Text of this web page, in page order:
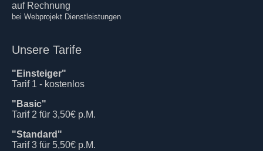
auf Rechnung
bei Webprojekt Dienstleistungen
Unsere Tarife
"Einsteiger"
Tarif 1 - kostenlos
"Basic"
Tarif 2 für 3,50€ p.M.
"Standard"
Tarif 3 für 5,50€ p.M.